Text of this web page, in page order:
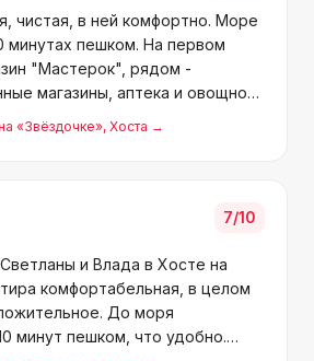
чистая, в ней комфортно. Море
минутах пешком. На первом
"Мастерок", рядом -
магазины, аптека и овощной
и Владу, планируем вернуться.
«Звёздочке», Хоста →
7/10
и Влада в Хосте на
комфортабельная, в целом
До моря
минут пешком, что удобно.